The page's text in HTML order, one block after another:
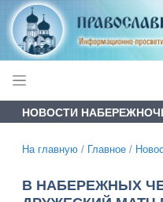
НОВОСТИ
На главную / Главное /
В НАБЕРЕЖНЫХ